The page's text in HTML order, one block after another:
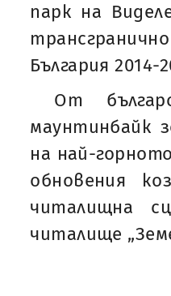
парк на
България 2014-
От
маунтинбайк
на най-
обновения
читалищна
читалище